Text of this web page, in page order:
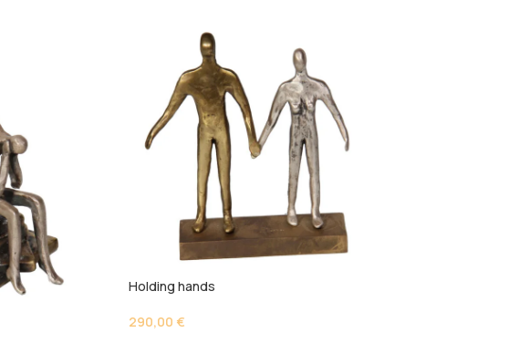
Holding hands
290,00 €